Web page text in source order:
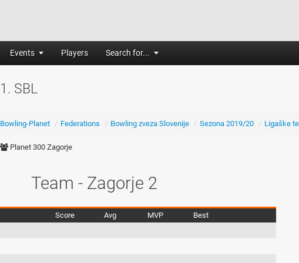
Events Players Search for...
1. SBL
Bowling-Planet / Federations / Bowling zveza Slovenije / Sezona 2019/20 / Ligaške
Planet 300 Zagorje
Team - Zagorje 2
Score Avg MVP
Best